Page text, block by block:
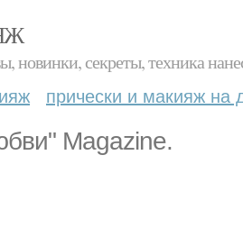
новинки, секреты, техника
прически и макияж на
Magazine.